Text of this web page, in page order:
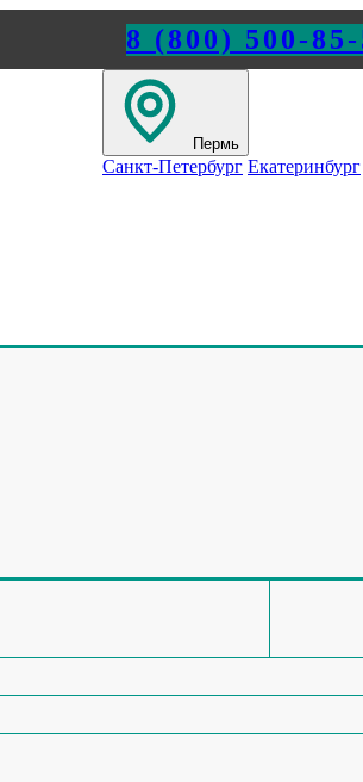
8 (800) 500-85-
Пермь
Санкт-Петербург Екатеринбург
Мы